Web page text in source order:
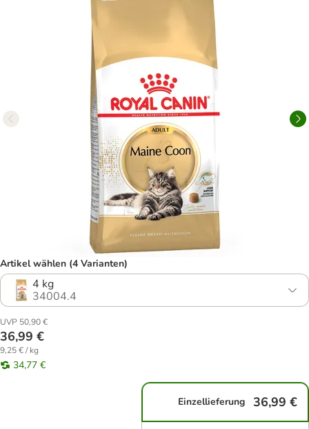
Artikel wählen (4 Varianten)
4 kg
34004.4
UVP 50,90 €
36,99 €
9,25 € / kg
34,77 €
Einzellieferung 36,99 €